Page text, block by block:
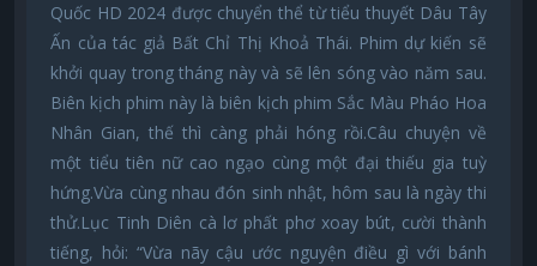
Quốc HD 2024 được chuyển thể từ tiểu thuyết Dâu Tây
Ấn của tác giả Bất Chỉ Thị Khoả Thái. Phim dự kiến sẽ
khởi quay trong tháng này và sẽ lên sóng vào năm sau.
Biên kịch phim này là biên kịch phim Sắc Màu Pháo Hoa
Nhân Gian, thế thì càng phải hóng rồi.Câu chuyện về
một tiểu tiên nữ cao ngạo cùng một đại thiếu gia tuỳ
hứng.Vừa cùng nhau đón sinh nhật, hôm sau là ngày thi
thử.Lục Tinh Diên cà lơ phất phơ xoay bút, cười thành
tiếng, hỏi: “Vừa nãy cậu ước nguyện điều gì với bánh